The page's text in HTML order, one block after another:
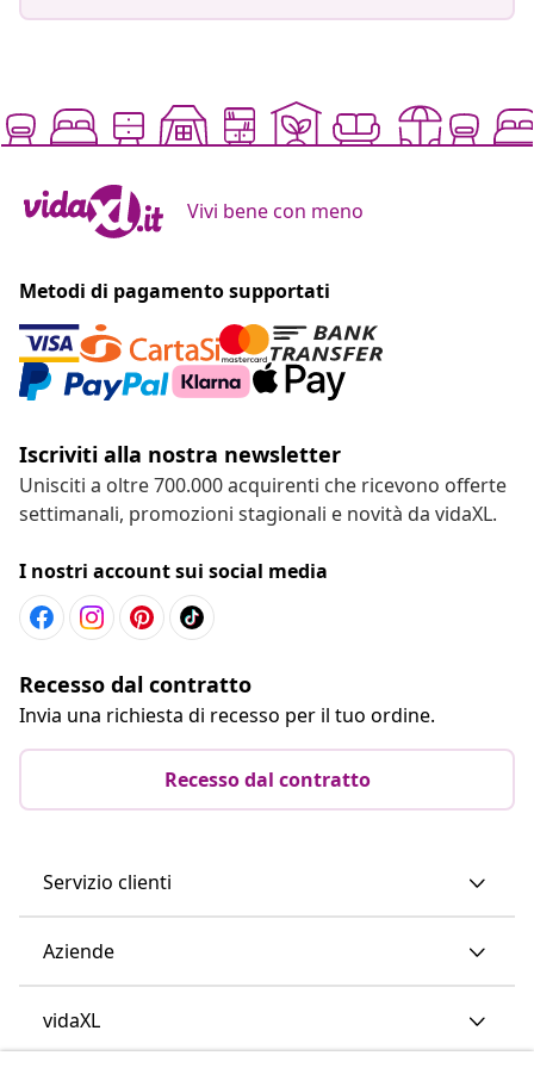
Vivi bene con meno
Metodi di pagamento supportati
Iscriviti alla nostra newsletter
Unisciti a oltre 700.000 acquirenti che ricevono offerte
settimanali, promozioni stagionali e novità da vidaXL.
I nostri account sui social media
Recesso dal contratto
Invia una richiesta di recesso per il tuo ordine.
Recesso dal contratto
Servizio clienti
Aziende
vidaXL